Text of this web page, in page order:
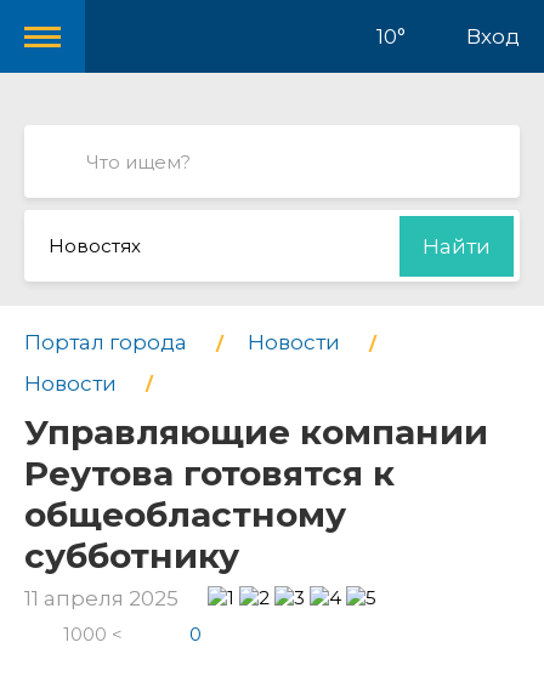
10° Вход
Новостях Найти
Портал города
Новости
Новости
Управляющие компании
Реутова готовятся к
общеобластному
субботнику
11 апреля 2025
1000 < 0